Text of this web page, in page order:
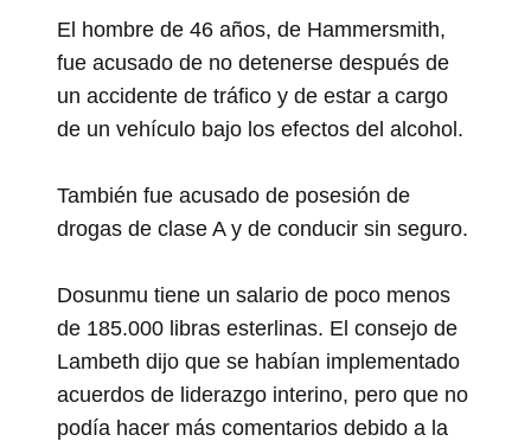
El hombre de 46 años, de Hammersmith,
fue acusado de no detenerse después de
un accidente de tráfico y de estar a cargo
de un vehículo bajo los efectos del alcohol.
También fue acusado de posesión de
drogas de clase A y de conducir sin seguro.
Dosunmu tiene un salario de poco menos
de 185.000 libras esterlinas. El consejo de
Lambeth dijo que se habían implementado
acuerdos de liderazgo interino, pero que no
podía hacer más comentarios debido a la